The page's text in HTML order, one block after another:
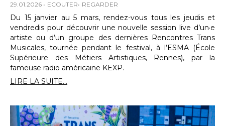
29.01.2026 ECOUTER REGARDER
Du 15 janvier au 5 mars, rendez-vous tous les jeudis et
vendredis pour découvrir une nouvelle session live d’un·e
artiste ou d’un groupe des dernières Rencontres Trans
Musicales, tournée pendant le festival, à l’ESMA (École
Supérieure des Métiers Artistiques, Rennes), par la
fameuse radio américaine KEXP.
LIRE LA SUITE...